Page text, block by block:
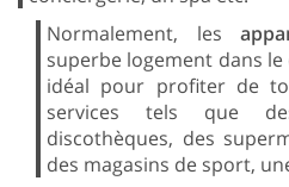
Normalement, les
superbe logement dans
idéal pour profiter de
services tels que
discothèques, des
des magasins de sport,